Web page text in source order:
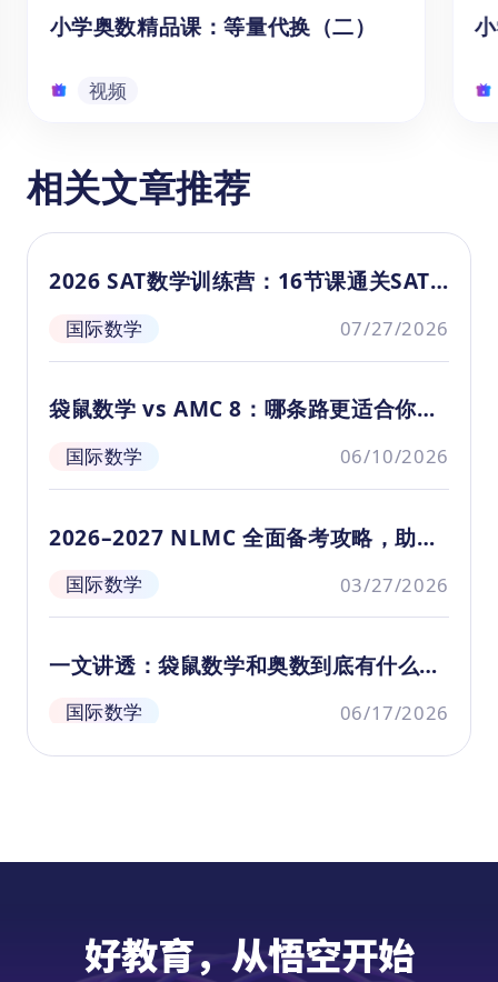
小学奥数精品课：等量代换（二）
视频
小学奥数精品课：等量代换（二）
本资源为小学中高级（4-6年级）奥数课
程，适用于9-11岁备战数学竞赛或希望
代换中“等价交换”的奥数知识点进行了梳
巧，学会利用已知条件建立等量关系，
通过等量代换找到问题的解。《小学奥
数精品课》共11节，本视频为第7节。
视频
相关文章推荐
2026 SAT数学训练营：16节课通关SAT
国际数学 07/27/2026
袋鼠数学 vs AMC 8：哪条路更适合你家
孩子？
国际数学 06/10/2026
2026–2027 NLMC 全面备考攻略，助你
轻松斩获高分
国际数学 03/27/2026
一文讲透：袋鼠数学和奥数到底有什么区
别？别再盲目给娃报竞赛！
国际数学 06/17/2026
好教育，从悟空开始